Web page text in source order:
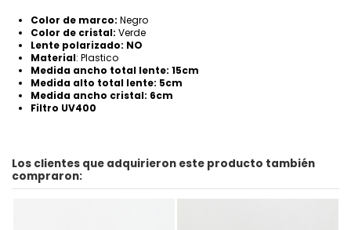
Color de marco: Negro
Color de cristal: Verde
Lente polarizado: NO
Material: Plastico
Medida ancho total lente: 15cm
Medida alto total lente: 5cm
Medida ancho cristal: 6cm
Filtro UV400
Los clientes que adquirieron este producto también
compraron: